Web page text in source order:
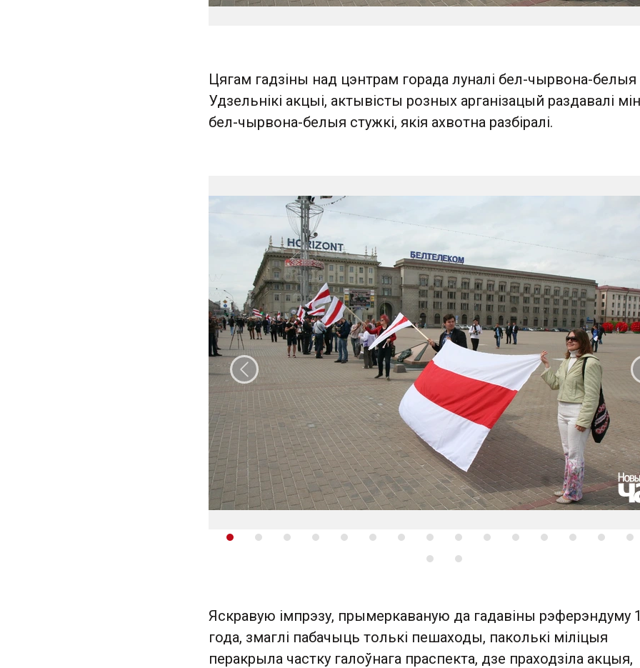
Цягам гадзіны над цэнтрам горада луналі бел-чырвона-белыя
Удзельнікі акцыі, актывісты розных арганізацый раздавалі
бел-чырвона-белыя стужкі, якія ахвотна разбіралі.
Папярэдні слайд
Яскравую імпрэзу, прымеркаваную да гадавіны рэферэндуму
года, змаглі пабачыць толькі пешаходы, паколькі міліцыя
перакрыла частку галоўнага праспекта, дзе праходзіла акцыя,